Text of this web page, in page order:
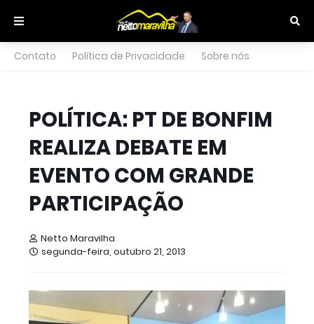
Contato Política de Privacidade Sobre nós
POLÍTICA: PT DE BONFIM
REALIZA DEBATE EM
EVENTO COM GRANDE
PARTICIPAÇÃO
Netto Maravilha
segunda-feira, outubro 21, 2013